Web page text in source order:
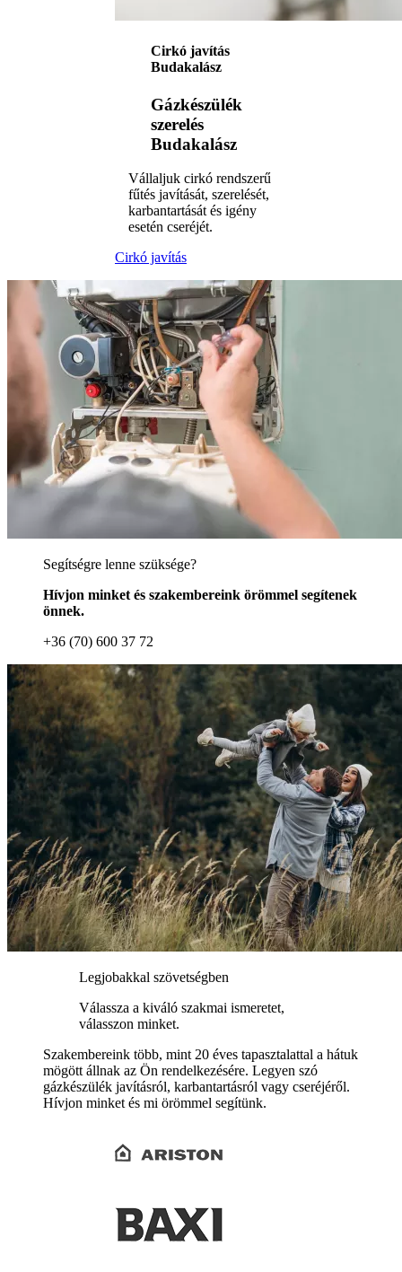
Cirkó javítás
Budakalász
Gázkészülék
szerelés
Budakalász
Vállaljuk cirkó rendszerű
fűtés javítását, szerelését,
karbantartását és igény
esetén cseréjét.
Cirkó javítás
Segítségre lenne szüksége?
Hívjon minket és szakembereink örömmel segítenek
önnek.
+36 (70) 600 37 72
Legjobakkal szövetségben
Válassza a kiváló szakmai ismeretet,
válasszon minket.
Szakembereink több, mint 20 éves tapasztalattal a hátuk
mögött állnak az Ön rendelkezésére. Legyen szó
gázkészülék javításról, karbantartásról vagy cseréjéről.
Hívjon minket és mi örömmel segítünk.